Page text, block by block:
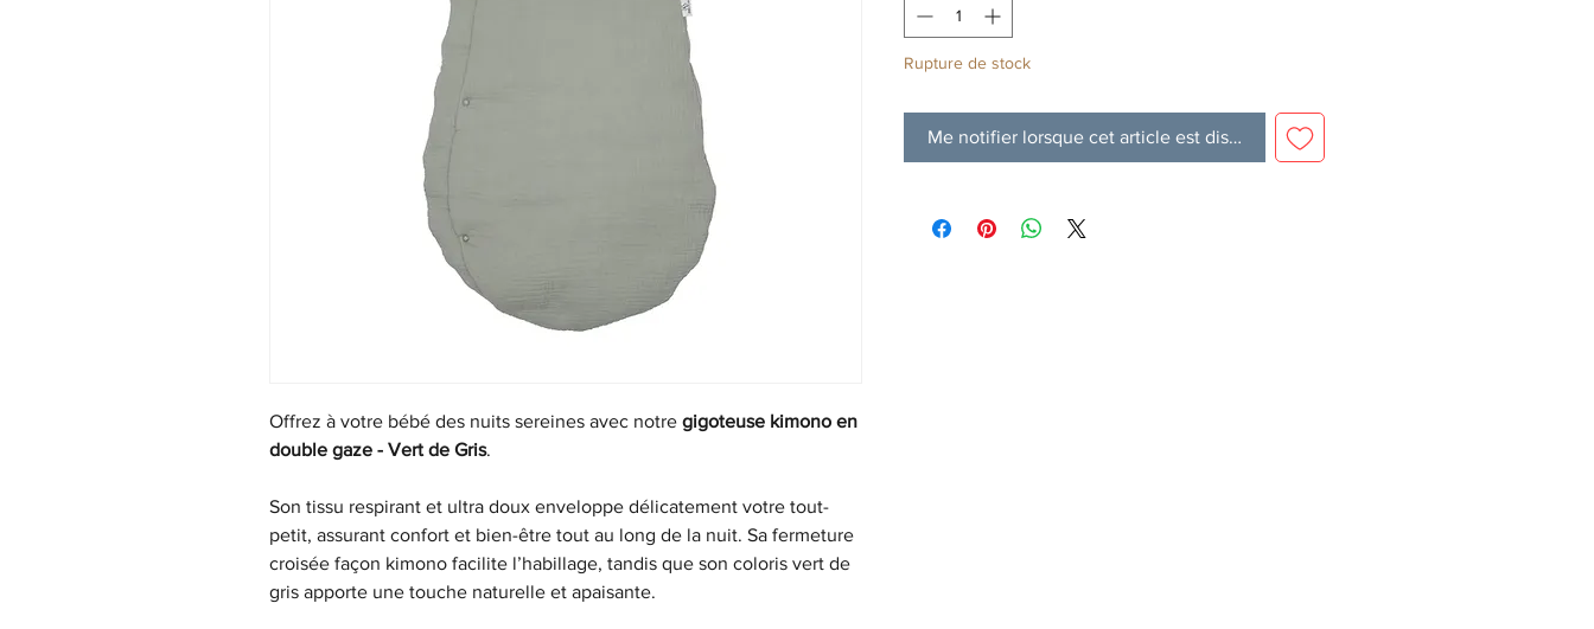
Offrez à votre bébé des nuits sereines avec notre gigoteuse kimono en
double gaze - Vert de Gris.
Son tissu respirant et ultra doux enveloppe délicatement votre tout-
petit, assurant confort et bien-être tout au long de la nuit. Sa fermeture
croisée façon kimono facilite l’habillage, tandis que son coloris vert de
gris apporte une touche naturelle et apaisante.
Rupture de stock
Me notifier lorsque cet article est disponible